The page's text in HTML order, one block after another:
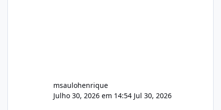
msaulohenrique
Julho 30, 2026 em 14:54 Jul 30, 2026